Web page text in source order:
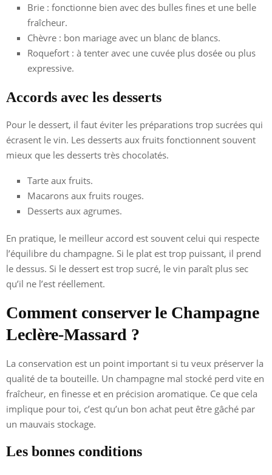
Brie : fonctionne bien avec des bulles fines et une belle
fraîcheur.
Chèvre : bon mariage avec un blanc de blancs.
Roquefort : à tenter avec une cuvée plus dosée ou plus
expressive.
Accords avec les desserts
Pour le dessert, il faut éviter les préparations trop sucrées qui
écrasent le vin. Les desserts aux fruits fonctionnent souvent
mieux que les desserts très chocolatés.
Tarte aux fruits.
Macarons aux fruits rouges.
Desserts aux agrumes.
En pratique, le meilleur accord est souvent celui qui respecte
l’équilibre du champagne. Si le plat est trop puissant, il prend
le dessus. Si le dessert est trop sucré, le vin paraît plus sec
qu’il ne l’est réellement.
Comment conserver le Champagne
Leclère-Massard ?
La conservation est un point important si tu veux préserver la
qualité de ta bouteille. Un champagne mal stocké perd vite en
fraîcheur, en finesse et en précision aromatique. Ce que cela
implique pour toi, c’est qu’un bon achat peut être gâché par
un mauvais stockage.
Les bonnes conditions